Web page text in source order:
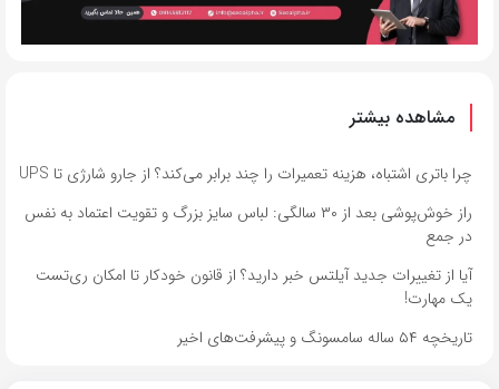
مشاهده بیشتر
چرا باتری اشتباه، هزینه تعمیرات را چند برابر می‌کند؟ از جارو شارژی تا UPS
راز خوش‌پوشی بعد از ۳۰ سالگی: لباس سایز بزرگ و تقویت اعتماد به نفس
در جمع
آیا از تغییرات جدید آیلتس خبر دارید؟ از قانون خودکار تا امکان ری‌تست
یک مهارت!
تاریخچه ۵۴ ساله سامسونگ و پیشرفت‌های اخیر